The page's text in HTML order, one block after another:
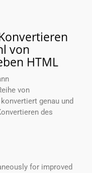
von
HTML
von
genau und
des
for improved